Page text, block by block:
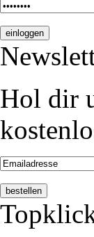
Hol dir